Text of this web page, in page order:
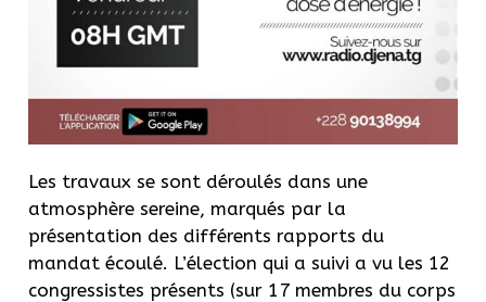
Les travaux se sont déroulés dans une
atmosphère sereine, marqués par la
présentation des différents rapports du
mandat écoulé. L’élection qui a suivi a vu les 12
congressistes présents (sur 17 membres du corps